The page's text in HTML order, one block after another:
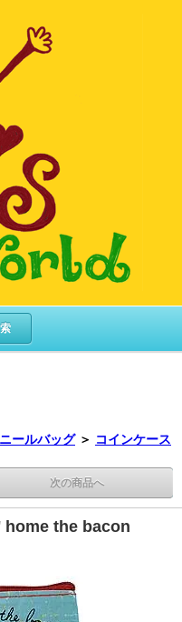
ールバッグ ＞ コインケース
次の商品へ
home the bacon